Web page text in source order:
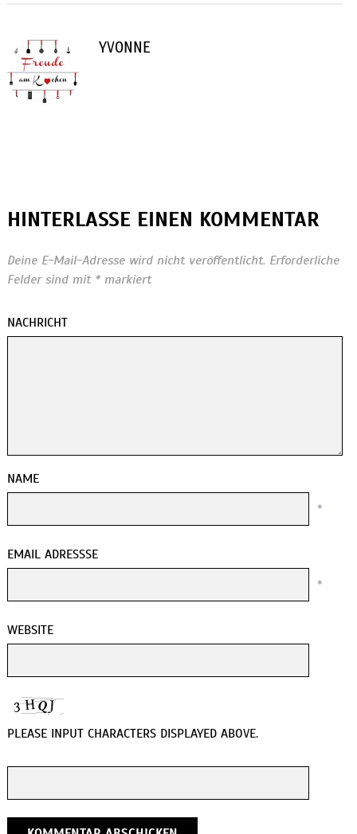
YVONNE
HINTERLASSE EINEN KOMMENTAR
Deine E-Mail-Adresse wird nicht veröffentlicht. Erforderliche
Felder sind mit *markiert
NACHRICHT
NAME
*
EMAIL ADRESSSE
*
WEBSITE
PLEASE INPUT CHARACTERS DISPLAYED ABOVE.